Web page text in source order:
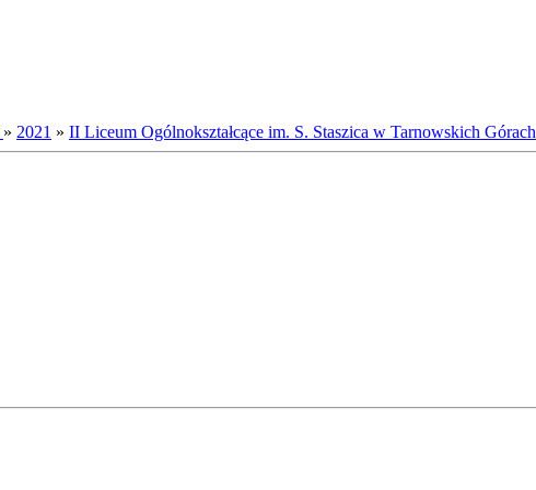
» 2021 » II Liceum Ogólnokształcące im. S. Staszica w Tarnowskich Górach